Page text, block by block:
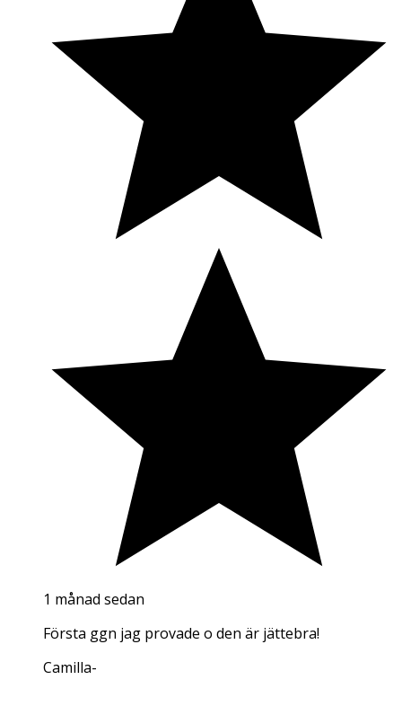
1 månad sedan
Första ggn jag provade o den är jättebra!
Camilla-